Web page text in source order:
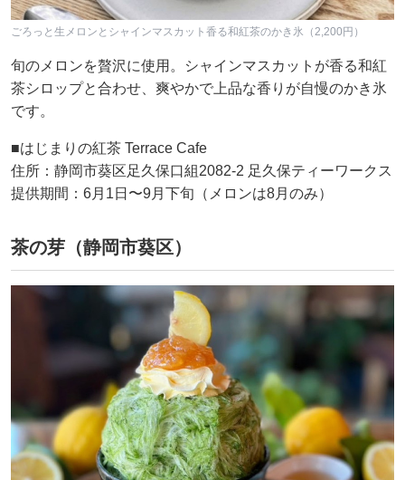
ごろっと生メロンとシャインマスカット香る和紅茶のかき氷（2,200円）
旬のメロンを贅沢に使用。シャインマスカットが香る和紅
茶シロップと合わせ、爽やかで上品な香りが自慢のかき氷
です。
■はじまりの紅茶 Terrace Cafe
住所：静岡市葵区足久保口組2082-2 足久保ティーワークス
提供期間：6月1日〜9月下旬（メロンは8月のみ）
茶の芽（静岡市葵区）